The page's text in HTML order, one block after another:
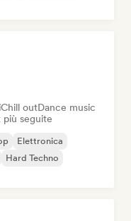
Chill outDance music
più seguite
Elettronica
Hard Techno